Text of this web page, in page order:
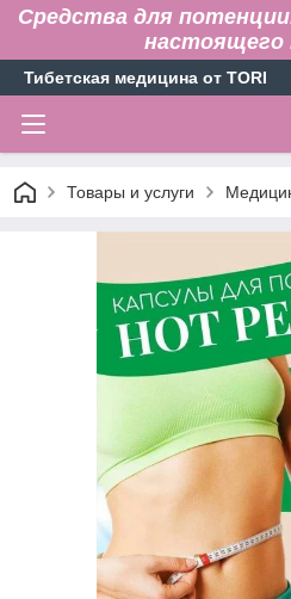
Средства для
настоящего
Тибетская медицина от TORI
Товары и услуги